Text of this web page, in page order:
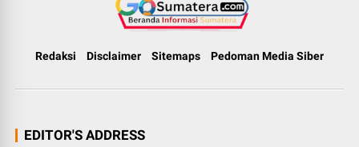
Redaksi Disclaimer Sitemaps Pedoman Media Siber
EDITOR'S ADDRESS